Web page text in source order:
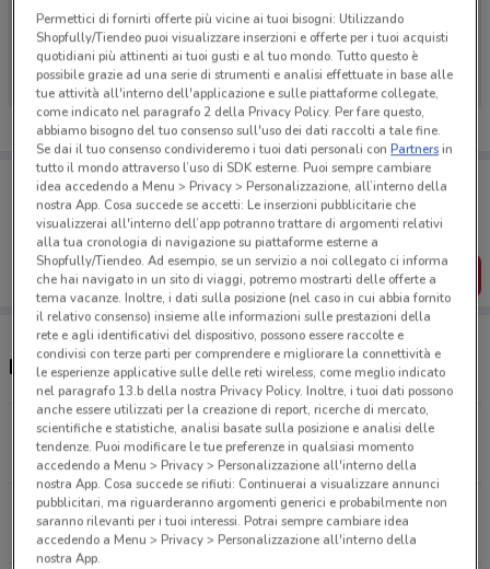
Ci dispiace, al momento non abbiamo pubblicato
volantini nella tua zona. Riprova più tardi.
Porta DoveConviene sempre con te!
Puoi trovare le migliori offerte dei negozi vicino a te,
salvarle e creare la tua lista del risparmio, comodamente
dal tuo cellulare.
SCARICA L’APP
Negozi Metagenics a Segrate
Via Nazario Sauro, 27 Pioltello
3 km
APERTO
Via Bernardo Celentano 1 Milano
4.1 km
APERTO
Permettici di fornirti offerte più vicine ai tuoi bisogni: Utilizzando
Shopfully/Tiendeo puoi visualizzare inserzioni e offerte per i tuoi acquisti
quotidiani più attinenti ai tuoi gusti e al tuo mondo. Tutto questo è
possibile grazie ad una serie di strumenti e analisi effettuate in base alle
tue attività all'interno dell'applicazione e sulle piattaforme collegate,
come indicato nel paragrafo 2 della Privacy Policy. Per fare questo,
abbiamo bisogno del tuo consenso sull'uso dei dati raccolti a tale fine.
Se dai il tuo consenso condivideremo i tuoi dati personali conPartnersin
tutto il mondo attraverso l’uso di SDK esterne. Puoi sempre cambiare
idea accedendo a Menu > Privacy > Personalizzazione, all’interno della
nostra App. Cosa succede se accetti: Le inserzioni pubblicitarie che
visualizzerai all'interno dell’app potranno trattare di argomenti relativi
alla tua cronologia di navigazione su piattaforme esterne a
Shopfully/Tiendeo. Ad esempio, se un servizio a noi collegato ci informa
che hai navigato in un sito di viaggi, potremo mostrarti delle offerte a
tema vacanze. Inoltre, i dati sulla posizione (nel caso in cui abbia fornito
il relativo consenso) insieme alle informazioni sulle prestazioni della
rete e agli identificativi del dispositivo, possono essere raccolte e
condivisi con terze parti per comprendere e migliorare la connettività e
le esperienze applicative sulle delle reti wireless, come meglio indicato
nel paragrafo 13.b della nostra Privacy Policy. Inoltre, i tuoi dati possono
anche essere utilizzati per la creazione di report, ricerche di mercato,
scientifiche e statistiche, analisi basate sulla posizione e analisi delle
tendenze. Puoi modificare le tue preferenze in qualsiasi momento
accedendo a Menu > Privacy > Personalizzazione all'interno della
nostra App. Cosa succede se rifiuti: Continuerai a visualizzare annunci
pubblicitari, ma riguarderanno argomenti generici e probabilmente non
saranno rilevanti per i tuoi interessi. Potrai sempre cambiare idea
accedendo a Menu > Privacy > Personalizzazione all'interno della
nostra App.